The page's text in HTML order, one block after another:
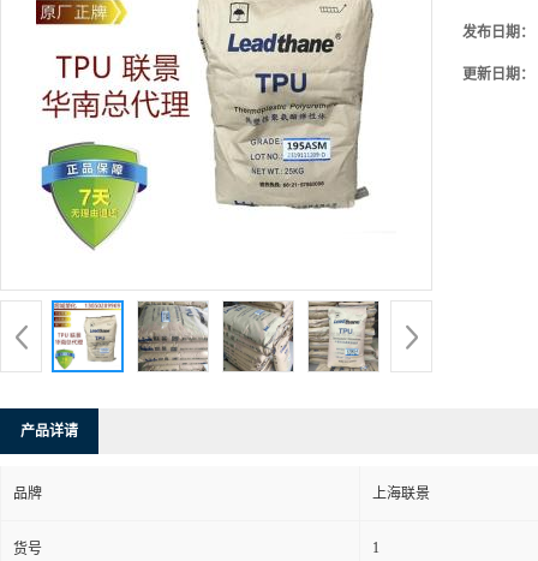
发布日期：
更新日期：
产品详请
品牌 上海联景
货号 1